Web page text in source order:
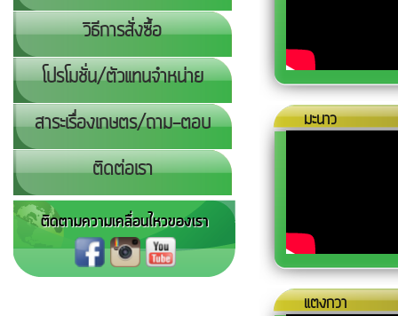
วิธีการสั่งซื้อ
โปรโมชั่น/ตัวแทนจำหน่าย
สาระเรื่องเกษตร/ถาม-ตอบ
ติดต่อเรา
ติดตามความเคลื่อนไหวของเรา
มะนาว
แตงกวา